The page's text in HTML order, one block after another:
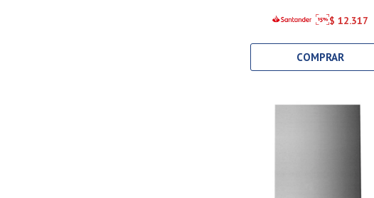
$ 12.317